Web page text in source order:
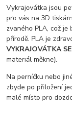
Vykrajovátka jsou
pro vás na 3D
zvaného PLA, což
přírodě. PLA je
VYKRAJOVÁTKA
materiál měkne).
Na perníčku nebo
zbyde po přiložení
malé místo pro